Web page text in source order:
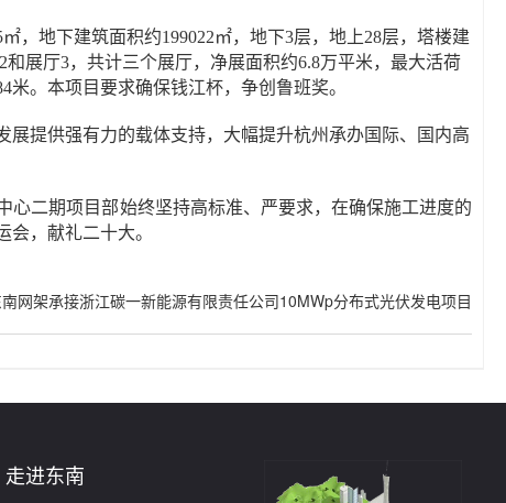
，地下建筑面积约199022㎡，地下3层，地上28层，塔楼建
展厅3，共计三个展厅，净展面积约6.8万平米，最大活荷
。本项目要求确保钱江杯，争创鲁班奖。
提供强有力的载体支持，大幅提升杭州承办国际、国内高
二期项目部始终坚持高标准、严要求，在确保施工进度的
，献礼二十大。
网架承接浙江碳一新能源有限责任公司10MWp分布式光伏发电项目
走进东南